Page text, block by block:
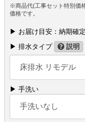
※商品代(工事セット特別価
価格です。
▶ お届け目安：納期確
▶ 排水タイプ
説明
床排水 リモデル
▶ 手洗い
手洗いなし